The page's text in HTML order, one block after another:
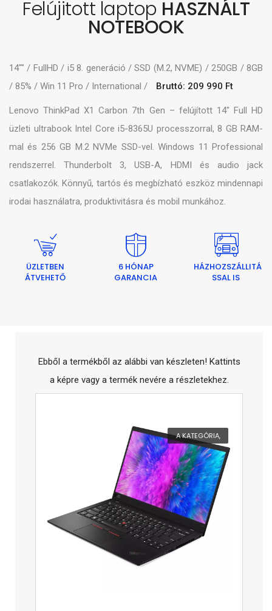
Felújitott laptop HASZNÁLT
NOTEBOOK
14"" / FullHD / i5 8. generáció / SSD (M.2, NVME) / 250GB / 8GB
/ 85% / Win 11 Pro / International /
Bruttó: 209 990 Ft
Lenovo ThinkPad X1 Carbon 7th Gen – felújított 14″ Full HD
üzleti ultrabook Intel Core i5-8365U processzorral, 8 GB RAM-
mal és 256 GB M.2 NVMe SSD-vel. Windows 11 Professional
rendszerrel. Thunderbolt 3, USB-A, HDMI és audio jack
csatlakozók. Könnyű, tartós és megbízható eszköz mindennapi
irodai használatra, produktivitásra és mobil munkához.
ÜZLETBEN
ÁTVEHETŐ
6 HÓNAP
GARANCIA
HÁZHOZSZÁLLITÁ
SSAL IS
Ebből a termékből az alábbi van készleten! Kattints
a képre vagy a termék nevére a részletekhez.
A KATEGÓRIA,